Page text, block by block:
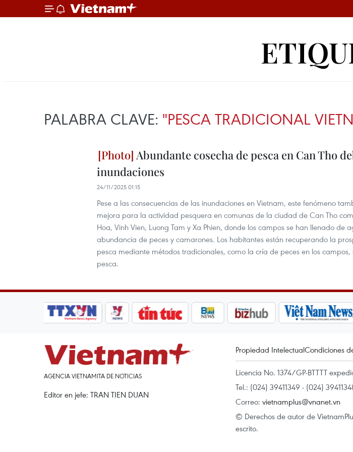
PALABRA CLAVE: "PESCA TRADICIONAL
Abundante cosecha de pesca en Can Tho
inundaciones
24/11/2025 01:15
Pese a las consecuencias de las inundaciones en Vietnam, este fenómeno
mejora para la actividad pesquera en comunas de la ciudad de Can Tho
Hoa, Vinh Vien, Luong Tam y Xa Phien, donde los campos se han llenado de
abundancia de peces y camarones. Los habitantes están recuperando la
pesca mediante métodos tradicionales, como la cría de peces en los
pesca.
AGENCIA VIETNAMITA DE NOTICIAS
Editor en jefe: TRAN TIEN DUAN
Propiedad IntelectualCondiciones
Licencia No. 1374/GP-BTTTT
Tel.: (024) 39411349 - (024)
Correo: vietnamplus@vnanet.vn
© Derechos de autor de
escrito.